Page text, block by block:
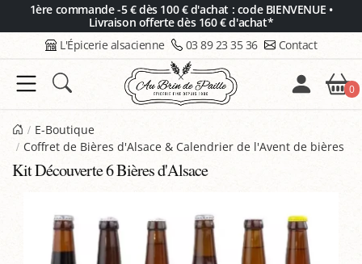
1ère commande -5 € dès 100 € d'achat : code BIENVENUE •
Livraison offerte dès 160 € d'achat*
L'Épicerie alsacienne 03 89 23 35 36 Contact
0
E-Boutique
Coffret de Bières d'Alsace & Calendrier de l'Avent de bières
Kit Découverte 6 Bières d'Alsace
Panneau de gestion des cookies